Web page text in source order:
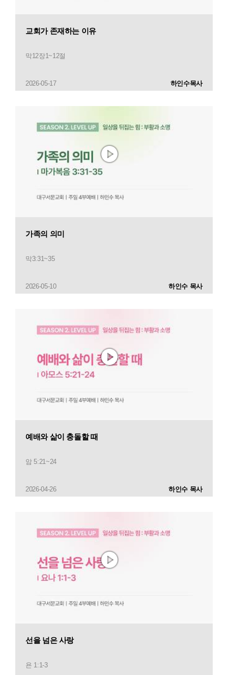
교회가 존재하는 이유
막12장1~12절
2026-05-17 하인수목사
가족의 의미
막3:31~35
2026-05-10 하인수 목사
예배와 삶이 충돌할 때
암 5:21~24
2026-04-26 하인수 목사
선을 넘은 사랑
욘 1:1-3